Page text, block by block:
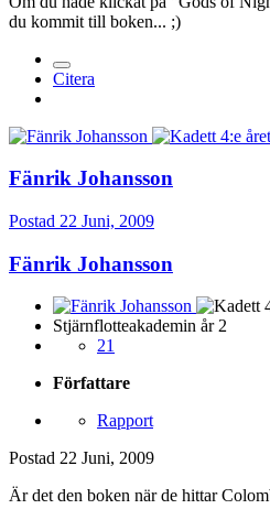
du kommit till boken... ;)
Citera
Fänrik Johansson
Postad 22 Juni, 2009
Fänrik Johansson
Stjärnflotteakademin år 2
21
Författare
Rapport
Postad 22 Juni, 2009
Är det den boken när de hittar